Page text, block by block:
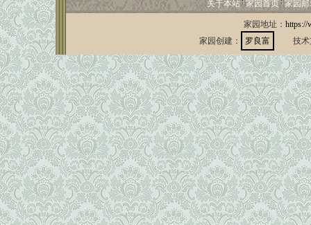
关于本站 家园首页 家园
家园地址： https://
家园创建：
罗良富 技术